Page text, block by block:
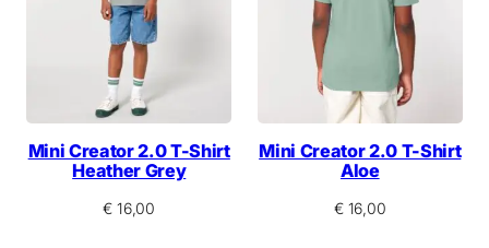
Mini Creator 2.0 T-Shirt
Heather Grey
€ 16,00
Mini Creator 2.0 T-Shirt
Aloe
€16,00